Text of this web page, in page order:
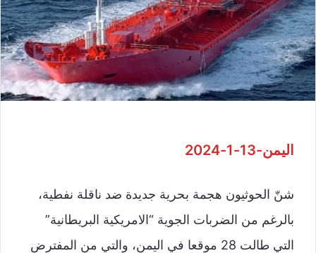
اليمن-13-1-2024
شنّ الحوثيون هجمة بحرية جديدة ضد ناقلة نفطية،
بالرغم من الضربات الجوية “الامريكية البريطانية”
التي طالت 28 موقعا في اليمن، والتي من المفترض